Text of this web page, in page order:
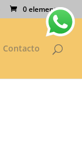
0 elementos
Contacto